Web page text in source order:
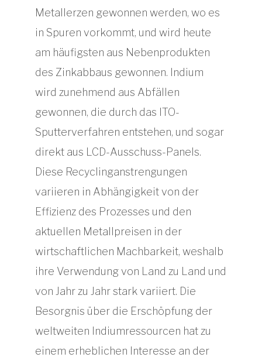
Metallerzen gewonnen werden, wo es
in Spuren vorkommt, und wird heute
am häufigsten aus Nebenprodukten
des Zinkabbaus gewonnen. Indium
wird zunehmend aus Abfällen
gewonnen, die durch das ITO-
Sputterverfahren entstehen, und sogar
direkt aus LCD-Ausschuss-Panels.
Diese Recyclinganstrengungen
variieren in Abhängigkeit von der
Effizienz des Prozesses und den
aktuellen Metallpreisen in der
wirtschaftlichen Machbarkeit, weshalb
ihre Verwendung von Land zu Land und
von Jahr zu Jahr stark variiert. Die
Besorgnis über die Erschöpfung der
weltweiten Indiumressourcen hat zu
einem erheblichen Interesse an der